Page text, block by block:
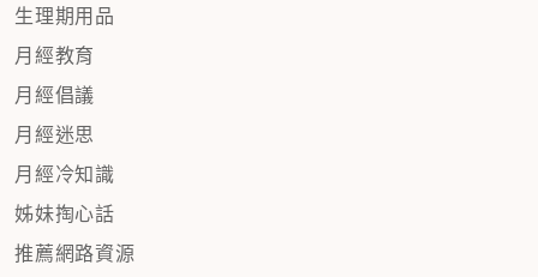
生理期用品
月經教育
月經倡議
月經迷思
月經冷知識
姊妹掏心話
推薦網路資源